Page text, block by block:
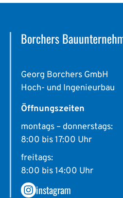
Borchers
Georg Borchers GmbH
Hoch- und Ingenieurbau
Öffnungszeiten
montags – donnerstags:
8:00 bis 17:00 Uhr
freitags:
8:00 bis 14:00 Uhr
instagram